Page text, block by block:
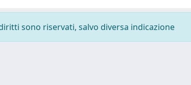
sono riservati, salvo diversa indicazione